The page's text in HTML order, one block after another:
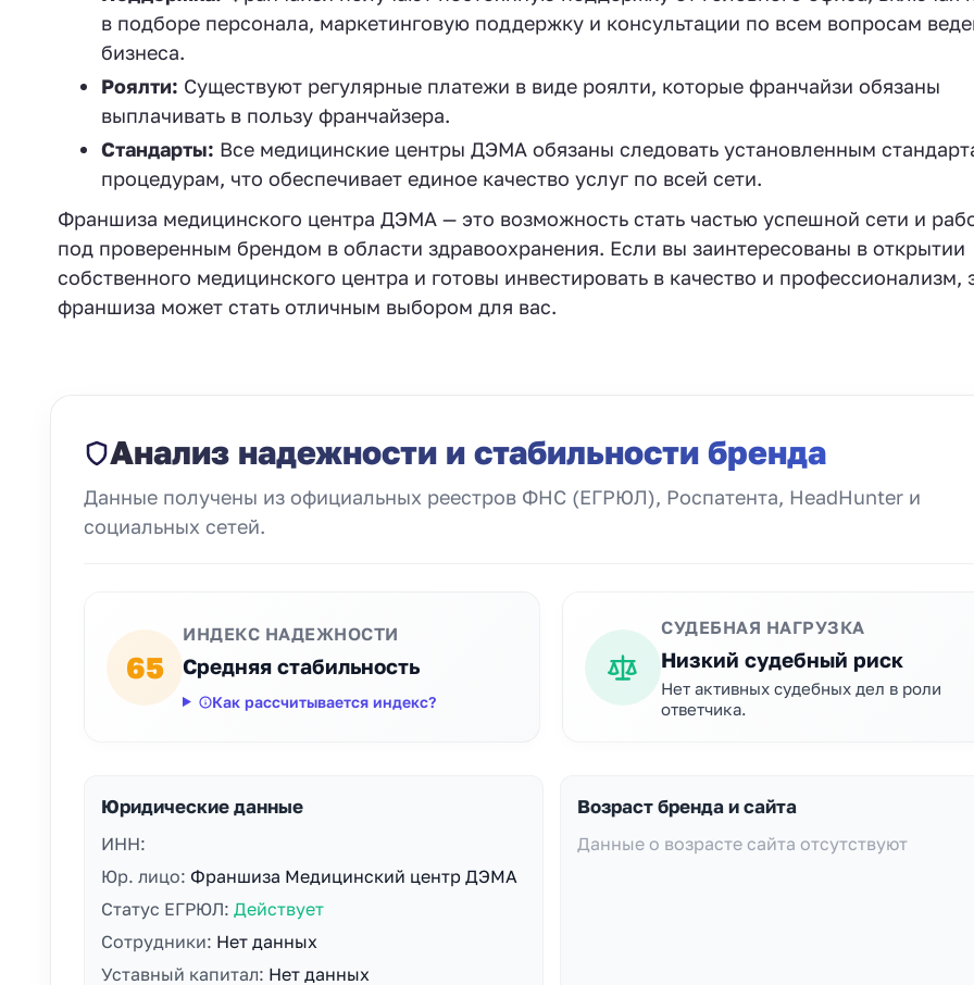
в подборе персонала, маркетинговую поддержку и консультации по всем вопросам
бизнеса.
Роялти: Существуют регулярные платежи в виде роялти, которые франчайзи обязаны
выплачивать в пользу франчайзера.
Стандарты: Все медицинские центры ДЭМА обязаны следовать установленным
процедурам, что обеспечивает единое качество услуг по всей сети.
Франшиза медицинского центра ДЭМА — это возможность стать частью успешной сети и
под проверенным брендом в области здравоохранения. Если вы заинтересованы в открытии
собственного медицинского центра и готовы инвестировать в качество и профессионализм,
франшиза может стать отличным выбором для вас.
Анализ надежности и стабильности бренда
Данные получены из официальных реестров ФНС (ЕГРЮЛ), Роспатента, HeadHunter и
социальных сетей.
65
ИНДЕКС НАДЕЖНОСТИ
Средняя стабильность
Как рассчитывается индекс?
СУДЕБНАЯ НАГРУЗКА
Низкий судебный риск
Нет активных судебных дел в роли
ответчика.
Юридические данные
ИНН:
Юр. лицо: Франшиза Медицинский центр ДЭМА
Статус ЕГРЮЛ: Действует
Сотрудники: Нет данных
Уставный капитал: Нет данных
Возраст бренда и сайта
Данные о возрасте сайта отсутствуют